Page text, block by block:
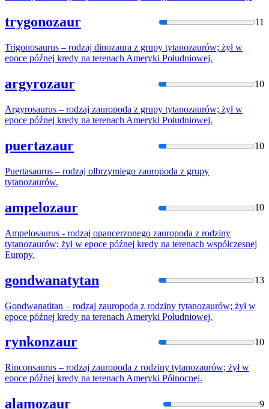
trygonozaur 11
Trigonosaurus – rodzaj dinozaura z grupy tytanozaurów; żył w
epoce późnej kredy na terenach Ameryki Południowej.
argyrozaur 10
Argyrosaurus – rodzaj zauropoda z grupy tytanozaurów; żył w
epoce późnej kredy na terenach Ameryki Południowej.
puertazaur 10
Puertasaurus – rodzaj olbrzymiego zauropoda z grupy
tytanozaurów.
ampelozaur 10
Ampelosaurus - rodzaj opancerzonego zauropoda z rodziny
tytanozaurów; żył w epoce późnej kredy na terenach współczesnej
Europy.
gondwanatytan 13
Gondwanatitan – rodzaj zauropoda z rodziny tytanozaurów; żył w
epoce późnej kredy na terenach Ameryki Południowej.
rynkonzaur 10
Rinconsaurus – rodzaj zauropoda z rodziny tytanozaurów; żył w
epoce późnej kredy na terenach Ameryki Północnej.
alamozaur 9